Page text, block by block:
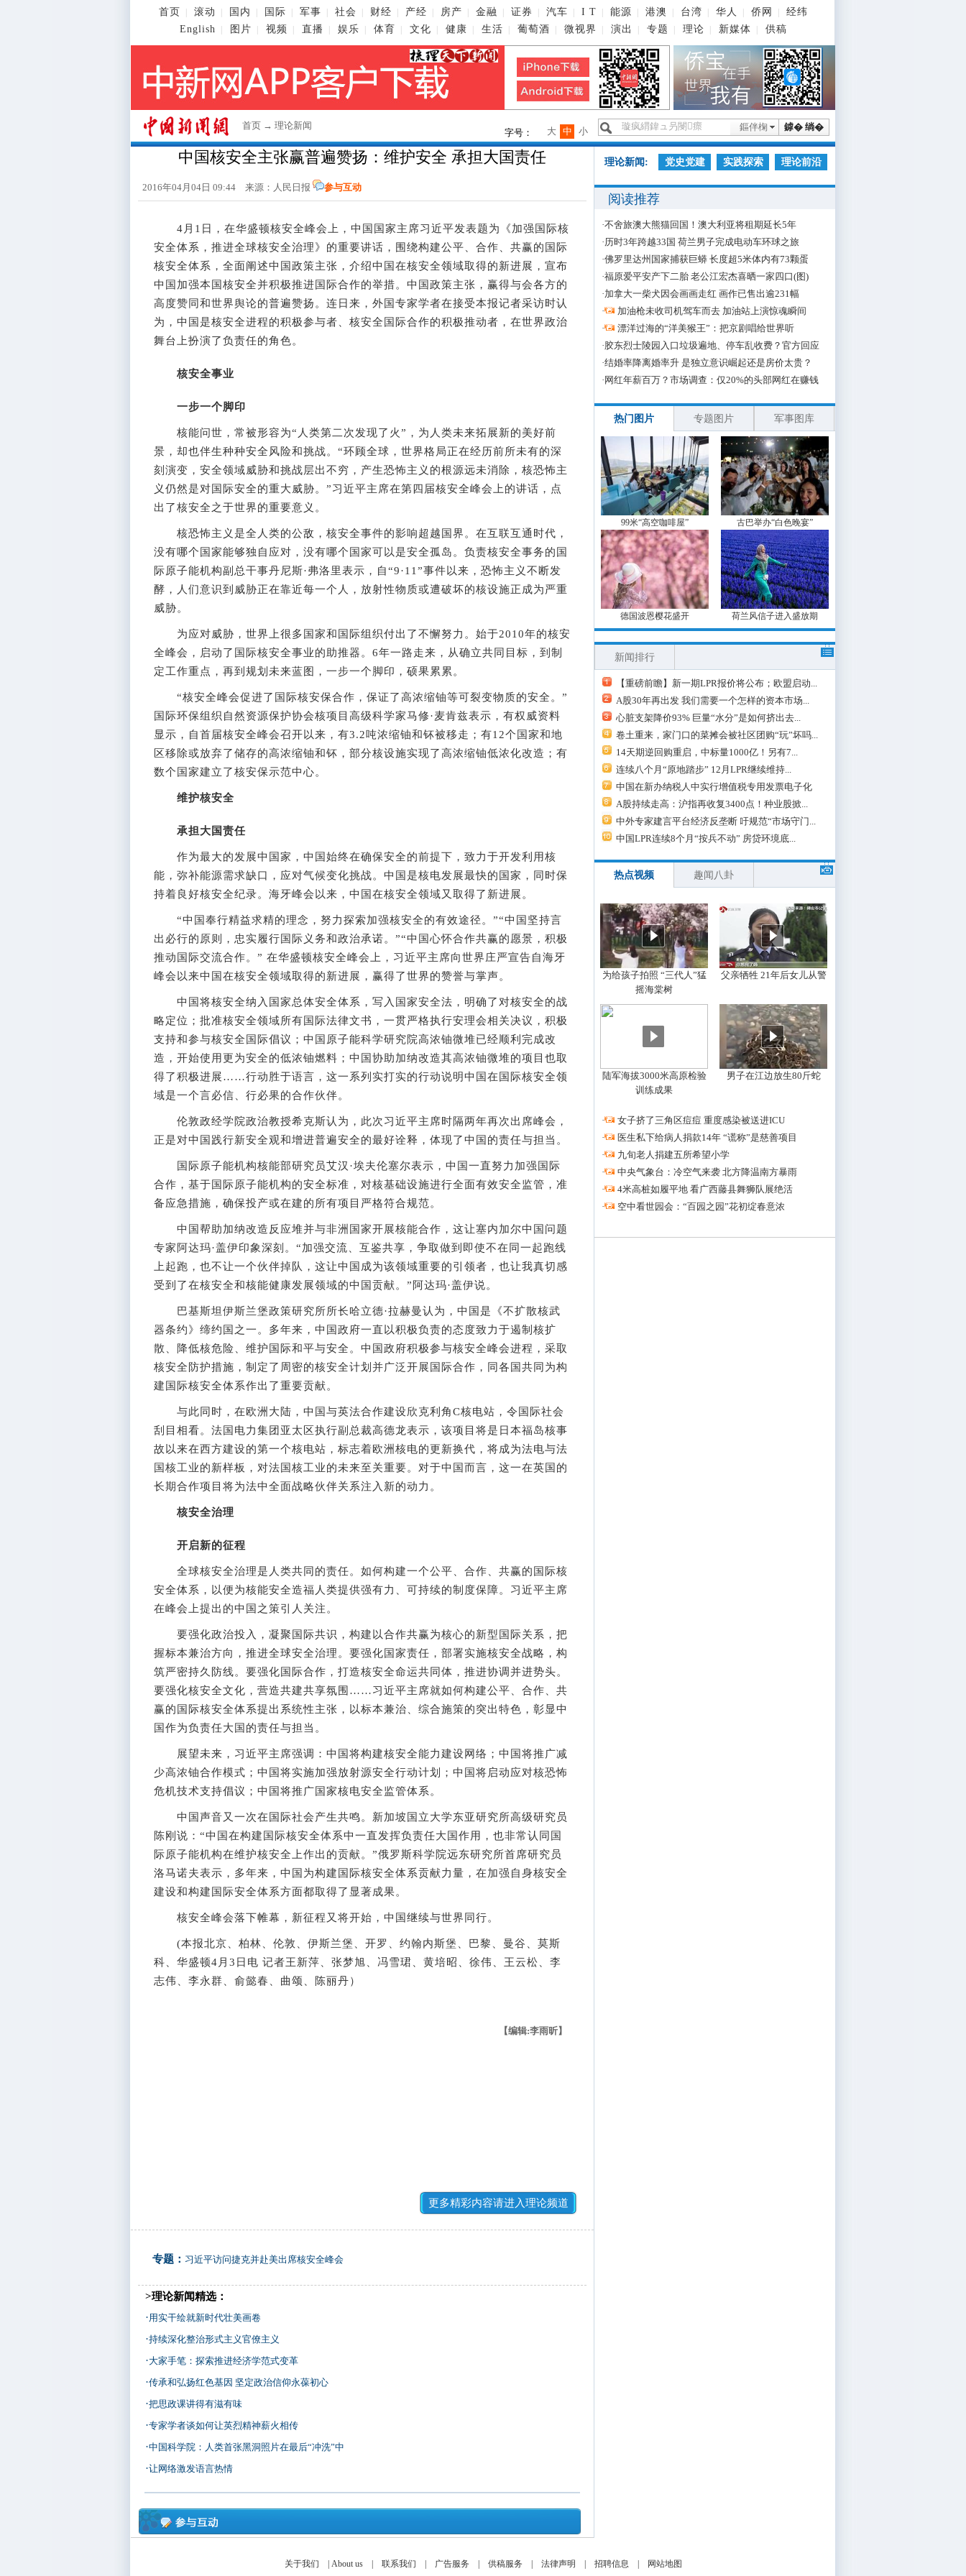
首页 滚动 国内 国际 军事 社会 财经 产经 房产 金融 证券 汽车 I T 能源 港澳 台湾 华人 侨网
经纬
English
图片 视频 直播 娱乐 体育 文化 健康 生活 葡萄酒 微视界 演出 专题 理论 新媒体 供稿
首页 → 理论新闻 鎼� 绱�
鏂伴椈
字号： 小
中
大
中国核安全主张赢普遍赞扬：维护安全 承担大国责任
2016年04月04日 09:44 来源：人民日报 参与互动
4月1日，在华盛顿核安全峰会上，中国国家主席习近平发表题为《加强国际核
安全体系，推进全球核安全治理》的重要讲话，围绕构建公平、合作、共赢的国际
核安全体系，全面阐述中国政策主张，介绍中国在核安全领域取得的新进展，宣布
中国加强本国核安全并积极推进国际合作的举措。中国政策主张，赢得与会各方的
高度赞同和世界舆论的普遍赞扬。连日来，外国专家学者在接受本报记者采访时认
为，中国是核安全进程的积极参与者、核安全国际合作的积极推动者，在世界政治
舞台上扮演了负责任的角色。
核安全事业
一步一个脚印
核能问世，常被形容为“人类第二次发现了火”，为人类未来拓展新的美好前
景，却也伴生种种安全风险和挑战。“环顾全球，世界格局正在经历前所未有的深
刻演变，安全领域威胁和挑战层出不穷，产生恐怖主义的根源远未消除，核恐怖主
义仍然是对国际安全的重大威胁。”习近平主席在第四届核安全峰会上的讲话，点
出了核安全之于世界的重要意义。
核恐怖主义是全人类的公敌，核安全事件的影响超越国界。在互联互通时代，
没有哪个国家能够独自应对，没有哪个国家可以是安全孤岛。负责核安全事务的国
际原子能机构副总干事丹尼斯·弗洛里表示，自“9·11”事件以来，恐怖主义不断发
酵，人们意识到威胁正在靠近每一个人，放射性物质或遭破坏的核设施正成为严重
威胁。
为应对威胁，世界上很多国家和国际组织付出了不懈努力。始于2010年的核安
全峰会，启动了国际核安全事业的助推器。6年一路走来，从确立共同目标，到制
定工作重点，再到规划未来蓝图，一步一个脚印，硕果累累。
“核安全峰会促进了国际核安保合作，保证了高浓缩铀等可裂变物质的安全。”
国际环保组织自然资源保护协会核项目高级科学家马修·麦肯兹表示，有权威资料
显示，自首届核安全峰会召开以来，有3.2吨浓缩铀和钚被移走；有12个国家和地
区移除或放弃了储存的高浓缩铀和钚，部分核设施实现了高浓缩铀低浓化改造；有
数个国家建立了核安保示范中心。
维护核安全
承担大国责任
作为最大的发展中国家，中国始终在确保安全的前提下，致力于开发利用核
能，弥补能源需求缺口，应对气候变化挑战。中国是核电发展最快的国家，同时保
持着良好核安全纪录。海牙峰会以来，中国在核安全领域又取得了新进展。
“中国奉行精益求精的理念，努力探索加强核安全的有效途径。”“中国坚持言
出必行的原则，忠实履行国际义务和政治承诺。”“中国心怀合作共赢的愿景，积极
推动国际交流合作。” 在华盛顿核安全峰会上，习近平主席向世界庄严宣告自海牙
峰会以来中国在核安全领域取得的新进展，赢得了世界的赞誉与掌声。
中国将核安全纳入国家总体安全体系，写入国家安全法，明确了对核安全的战
略定位；批准核安全领域所有国际法律文书，一贯严格执行安理会相关决议，积极
支持和参与核安全国际倡议；中国原子能科学研究院高浓铀微堆已经顺利完成改
造，开始使用更为安全的低浓铀燃料；中国协助加纳改造其高浓铀微堆的项目也取
得了积极进展……行动胜于语言，这一系列实打实的行动说明中国在国际核安全领
域是一个言必信、行必果的合作伙伴。
伦敦政经学院政治教授希克斯认为，此次习近平主席时隔两年再次出席峰会，
正是对中国践行新安全观和增进普遍安全的最好诠释，体现了中国的责任与担当。
国际原子能机构核能部研究员艾汉·埃夫伦塞尔表示，中国一直努力加强国际
合作，基于国际原子能机构的安全标准，对核基础设施进行全面有效安全监管，准
备应急措施，确保投产或在建的所有项目严格符合规范。
中国帮助加纳改造反应堆并与非洲国家开展核能合作，这让塞内加尔中国问题
专家阿达玛·盖伊印象深刻。“加强交流、互鉴共享，争取做到即使不在同一起跑线
上起跑，也不让一个伙伴掉队，这让中国成为该领域重要的引领者，也让我真切感
受到了在核安全和核能健康发展领域的中国贡献。”阿达玛·盖伊说。
巴基斯坦伊斯兰堡政策研究所所长哈立德·拉赫曼认为，中国是《不扩散核武
器条约》缔约国之一。多年来，中国政府一直以积极负责的态度致力于遏制核扩
散、降低核危险、维护国际和平与安全。中国政府积极参与核安全峰会进程，采取
核安全防护措施，制定了周密的核安全计划并广泛开展国际合作，同各国共同为构
建国际核安全体系作出了重要贡献。
与此同时，在欧洲大陆，中国与英法合作建设欣克利角C核电站，令国际社会
刮目相看。法国电力集团亚太区执行副总裁高德龙表示，该项目将是日本福岛核事
故以来在西方建设的第一个核电站，标志着欧洲核电的更新换代，将成为法电与法
国核工业的新样板，对法国核工业的未来至关重要。对于中国而言，这一在英国的
长期合作项目将为法中全面战略伙伴关系注入新的动力。
核安全治理
开启新的征程
全球核安全治理是人类共同的责任。如何构建一个公平、合作、共赢的国际核
安全体系，以便为核能安全造福人类提供强有力、可持续的制度保障。习近平主席
在峰会上提出的中国之策引人关注。
要强化政治投入，凝聚国际共识，构建以合作共赢为核心的新型国际关系，把
握标本兼治方向，推进全球安全治理。要强化国家责任，部署实施核安全战略，构
筑严密持久防线。要强化国际合作，打造核安全命运共同体，推进协调并进势头。
要强化核安全文化，营造共建共享氛围……习近平主席就如何构建公平、合作、共
赢的国际核安全体系提出系统性主张，以标本兼治、综合施策的突出特色，彰显中
国作为负责任大国的责任与担当。
展望未来，习近平主席强调：中国将构建核安全能力建设网络；中国将推广减
少高浓铀合作模式；中国将实施加强放射源安全行动计划；中国将启动应对核恐怖
危机技术支持倡议；中国将推广国家核电安全监管体系。
中国声音又一次在国际社会产生共鸣。新加坡国立大学东亚研究所高级研究员
陈刚说：“中国在构建国际核安全体系中一直发挥负责任大国作用，也非常认同国
际原子能机构在维护核安全上作出的贡献。”俄罗斯科学院远东研究所首席研究员
洛马诺夫表示，多年来，中国为构建国际核安全体系贡献力量，在加强自身核安全
建设和构建国际安全体系方面都取得了显著成果。
核安全峰会落下帷幕，新征程又将开始，中国继续与世界同行。
(本报北京、柏林、伦敦、伊斯兰堡、开罗、约翰内斯堡、巴黎、曼谷、莫斯
科、华盛顿4月3日电 记者王新萍、张梦旭、冯雪珺、黄培昭、徐伟、王云松、李
志伟、李永群、俞懿春、曲颂、陈丽丹）
【编辑:李雨昕】
更多精彩内容请进入理论频道
专题： 习近平访问捷克并赴美出席核安全峰会
>理论新闻精选：
·用实干绘就新时代壮美画卷
·持续深化整治形式主义官僚主义
·大家手笔：探索推进经济学范式变革
·传承和弘扬红色基因 坚定政治信仰永葆初心
·把思政课讲得有滋有味
·专家学者谈如何让英烈精神薪火相传
·中国科学院：人类首张黑洞照片在最后“冲洗”中
·让网络激发语言热情
理论新闻: 党史党建 实践探索 理论前沿
阅读推荐
·不舍旅澳大熊猫回国！澳大利亚将租期延长5年
·历时3年跨越33国 荷兰男子完成电动车环球之旅
·佛罗里达州国家捕获巨蟒 长度超5米体内有73颗蛋
·福原爱平安产下二胎 老公江宏杰喜晒一家四口(图)
·加拿大一柴犬因会画画走红 画作已售出逾231幅
·
加油枪未收司机驾车而去 加油站上演惊魂瞬间
·
漂洋过海的“洋美猴王”：把京剧唱给世界听
·胶东烈士陵园入口垃圾遍地、停车乱收费？官方回应
·结婚率降离婚率升 是独立意识崛起还是房价太贵？
· 网红年薪百万？市场调查：仅20%的头部网红在赚钱
热门图片 专题图片 军事图库
99米“高空咖啡屋” 古巴举办“白色晚宴”
德国波恩樱花盛开 荷兰风信子进入盛放期
新闻排行
【重磅前瞻】新一期LPR报价将公布；欧盟启动...
A股30年再出发 我们需要一个怎样的资本市场...
心脏支架降价93% 巨量“水分”是如何挤出去...
卷土重来，家门口的菜摊会被社区团购“玩”坏吗...
14天期逆回购重启，中标量1000亿！另有7...
连续八个月“原地踏步” 12月LPR继续维持...
中国在新办纳税人中实行增值税专用发票电子化
A股持续走高：沪指再收复3400点！种业股掀...
中外专家建言平台经济反垄断 吁规范“市场守门...
中国LPR连续8个月“按兵不动” 房贷环境底...
热点视频 趣闻八卦
为给孩子拍照 “三代人”猛
摇海棠树
父亲牺牲 21年后女儿从警
陆军海拔3000米高原检验
训练成果
男子在江边放生80斤蛇
·
女子挤了三角区痘痘 重度感染被送进ICU
·
医生私下给病人捐款14年 “谎称”是慈善项目
·
九旬老人捐建五所希望小学
·
中央气象台：冷空气来袭 北方降温南方暴雨
·
4米高桩如履平地 看广西藤县舞狮队展绝活
·
空中看世园会：“百园之园”花初绽春意浓
关于我们 | About us| 联系我们 | 广告服务 | 供稿服务 | 法律声明 | 招聘信息 | 网站地图